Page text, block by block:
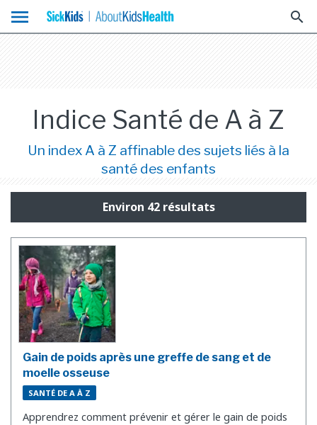
menu search
Indice Santé de A à Z
Un index A à Z affinable des sujets liés à la
santé des enfants
Environ 42 résultats
Gain de poids après une greffe de sang et de
moelle osseuse
SANTÉ DE A À Z
Apprendrez comment prévenir et gérer le gain de poids